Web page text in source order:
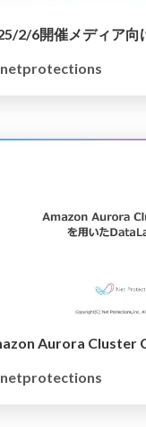
netprotections
netprotections